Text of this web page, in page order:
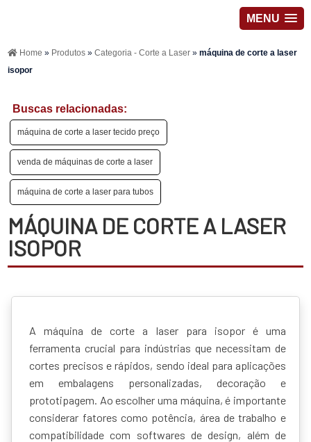
MENU
Home » Produtos»Categoria - Corte a Laser»máquina de corte a laser
isopor
Buscas relacionadas:
máquina de corte a laser tecido preço
venda de máquinas de corte a laser
máquina de corte a laser para tubos
MÁQUINA DE CORTE A LASER
ISOPOR
A máquina de corte a laser para isopor é uma
ferramenta crucial para indústrias que necessitam de
cortes precisos e rápidos, sendo ideal para aplicações
em embalagens personalizadas, decoração e
prototipagem. Ao escolher uma máquina, é importante
considerar fatores como potência, área de trabalho e
compatibilidade com softwares de design, além de